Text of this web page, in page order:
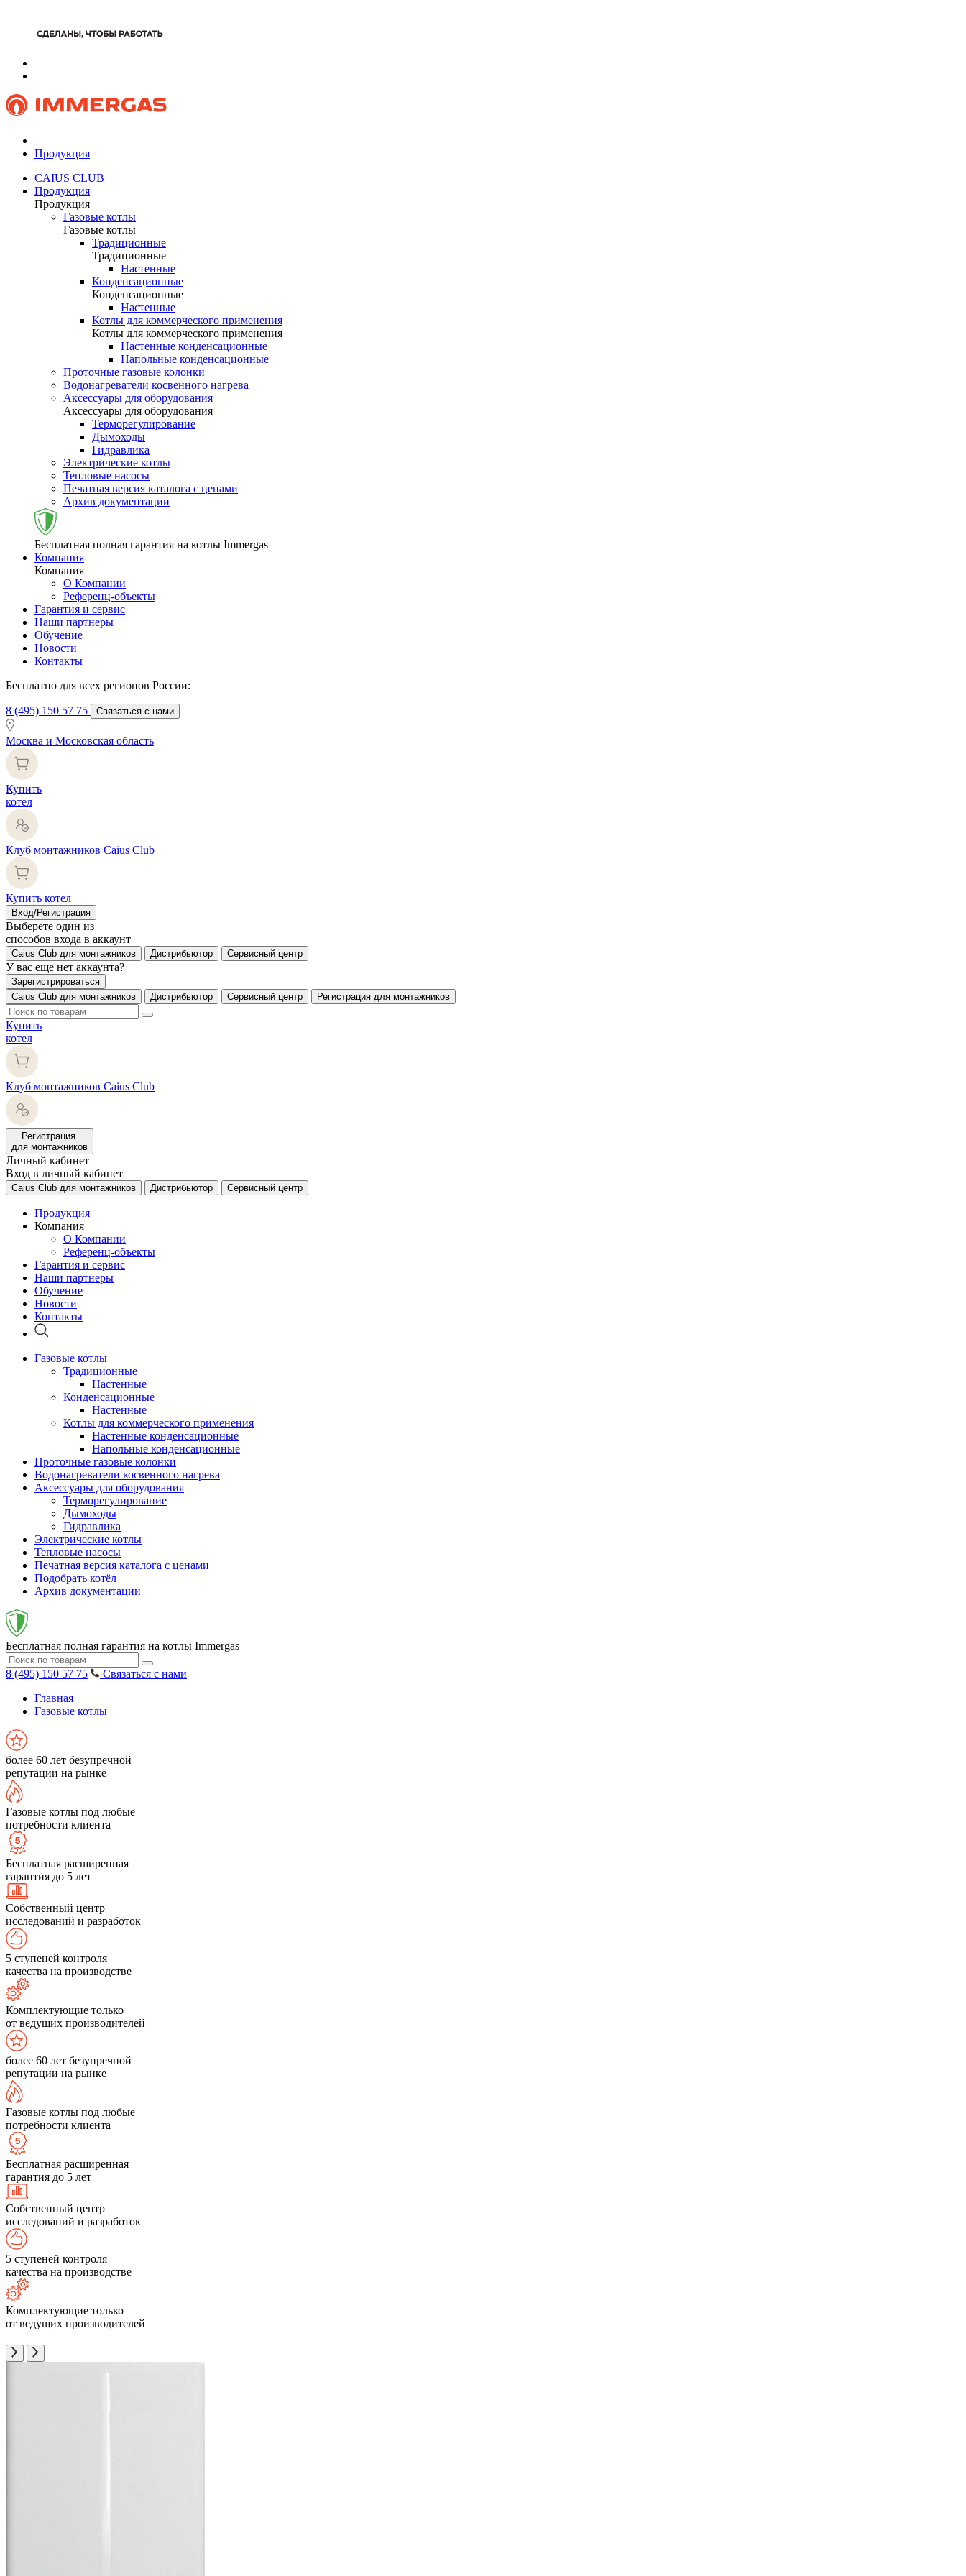
Продукция
CAIUS CLUB
Продукция
Продукция
Газовые котлы
Газовые котлы
Традиционные
Традиционные
Настенные
Конденсационные
Конденсационные
Настенные
Котлы для коммерческого применения
Котлы для коммерческого применения
Настенные конденсационные
Напольные конденсационные
Проточные газовые колонки
Водонагреватели косвенного нагрева
Аксессуары для оборудования
Аксессуары для оборудования
Терморегулирование
Дымоходы
Гидравлика
Электрические котлы
Тепловые насосы
Печатная версия каталога с ценами
Архив документации
Бесплатная полная гарантия на котлы Immergas
Компания
Компания
О Компании
Референц-объекты
Гарантия и сервис
Наши партнеры
Обучение
Новости
Контакты
Бесплатно для всех регионов России:
8 (495) 150 57 75 Связаться с нами
Москва и Московская область
Купить
котел
Клуб монтажников Caius Club
Купить котел
Вход/Регистрация
Выберете один из
способов входа в аккаунт
Caius Club для монтажников Дистрибьютор Сервисный центр
У вас еще нет аккаунта?
Зарегистрироваться
Caius Club для монтажников
Дистрибьютор Сервисный центр Регистрация для монтажников
Купить
котел
Клуб монтажников Caius Club
Регистрация
для монтажников
Личный кабинет
Вход в личный кабинет
Caius Club для монтажников Дистрибьютор Сервисный центр
Продукция
Компания
О Компании
Референц-объекты
Гарантия и сервис
Наши партнеры
Обучение
Новости
Контакты
Газовые котлы
Традиционные
Настенные
Конденсационные
Настенные
Котлы для коммерческого применения
Настенные конденсационные
Напольные конденсационные
Проточные газовые колонки
Водонагреватели косвенного нагрева
Аксессуары для оборудования
Терморегулирование
Дымоходы
Гидравлика
Электрические котлы
Тепловые насосы
Печатная версия каталога с ценами
Подобрать котёл
Архив документации
Бесплатная полная гарантия на котлы Immergas
8 (495) 150 57 75
Связаться с нами
Главная
Газовые котлы
более 60 лет безупречной
репутации на рынке
Газовые котлы под любые
потребности клиента
Бесплатная расширенная
гарантия до 5 лет
Собственный центр
исследований и разработок
5 ступеней контроля
качества на производстве
Комплектующие только
от ведущих производителей
более 60 лет безупречной
репутации на рынке
Газовые котлы под любые
потребности клиента
Бесплатная расширенная
гарантия до 5 лет
Собственный центр
исследований и разработок
5 ступеней контроля
качества на производстве
Комплектующие только
от ведущих производителей